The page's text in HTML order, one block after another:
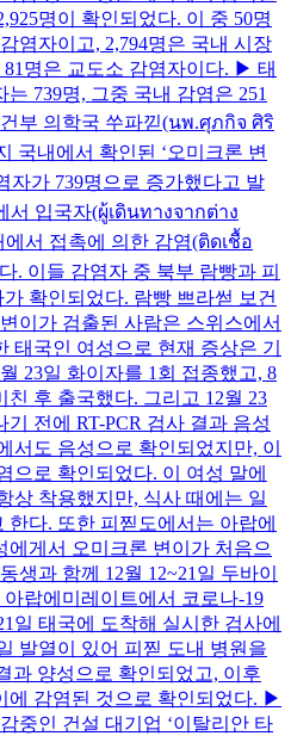
명이 확인되었다. 이 중 50명
염자이고, 2,794명은 국내 시장
명은 교도소 감염자이다. ▶ 태
739명, 그중 국내 감염은 251
부 의학국 쑤파낃(นพ.ศุภกิจ ศิริ
국내에서 확인된 ‘오미크론 변
가 739명으로 증가했다고 발
서 입국자(ผู้เดินทางจากต่าง
에서 접촉에 의한 감염(ติดเชื้อ
. 이들 감염자 중 북부 람빵과 피
확인되었다. 람빵 쁘라썯 보건
이가 검출된 사람은 스위스에서
태국인 여성으로 현재 증상은 기
23일 화이자를 1회 접종했고, 8
친 후 출국했다. 그리고 12월 23
전에 RT-PCR 검사 결과 음성
서도 음성으로 확인되었지만, 이
으로 확인되었다. 이 여성 말에
상 착용했지만, 식사 때에는 일
다. 또한 피찓도에서는 아랍에
에게서 오미크론 변이가 처음으
생과 함께 12월 12~21일 두바이
랍에미레이트에서 코로나-19
일 태국에 도착해 실시한 검사에
발열이 있어 피찓 도내 병원을
과 양성으로 확인되었고, 이후
에 감염된 것으로 확인되었다. ▶
중인 건설 대기업 ‘이탈리안 타